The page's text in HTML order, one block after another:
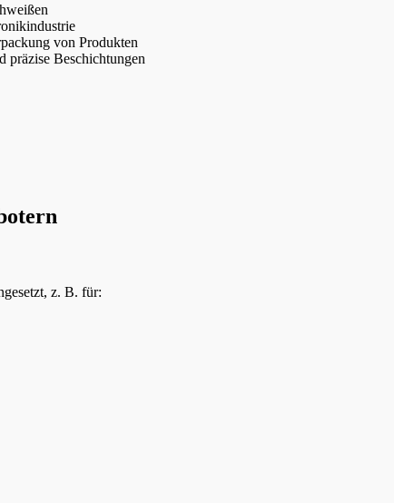
von Produkten
präzise Beschichtungen
z. B. für: